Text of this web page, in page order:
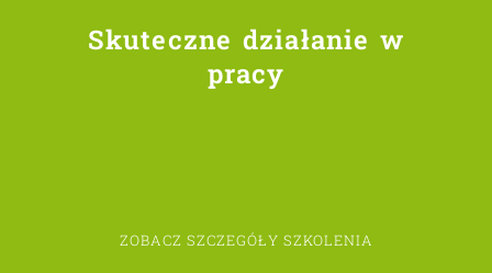
Skuteczne działanie w
pracy
ZOBACZ SZCZEGÓŁY SZKOLENIA